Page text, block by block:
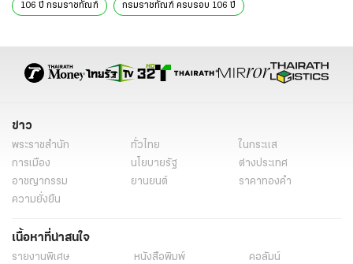
106 ปี กรมราชทัณฑ์ กรมราชทัณฑ์ ครบรอบ 106 ปี
ข่าว
พระราชสำนัก ทั่วไทย
ในกระแส
การเมือง
นโยบายรัฐ
ต่างประเทศ
อาชญากรรม
ยานยนต์
ราคาทองคำ
ความยั่งยืน
เนื้อหาที่น่าสนใจ
รายงานพิเศษ หนังสือพิมพ์
คอลัมน์